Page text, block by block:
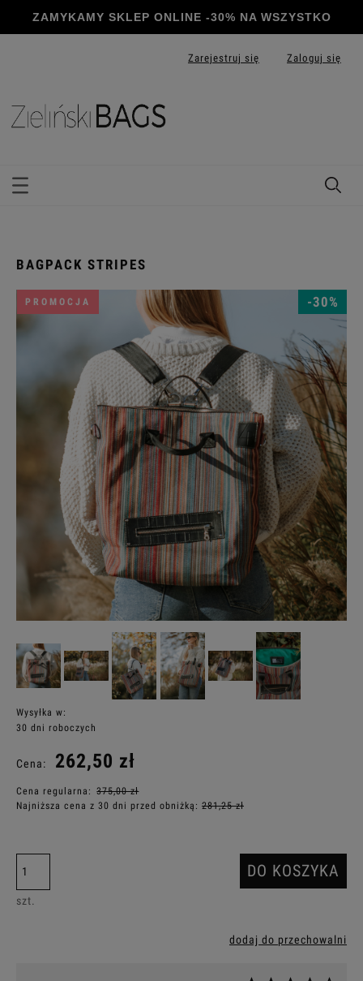
Zarejestruj się Zaloguj się
BAGPACK STRIPES
PROMOCJA -30%
Wysyłka w:
30 dni roboczych
Cena: 262,50 zł
Cena regularna: 375,00 zł
Najniższa cena z 30 dni przed obniżką: 281,25 zł
szt.
DO KOSZYKA
dodaj do przechowalni